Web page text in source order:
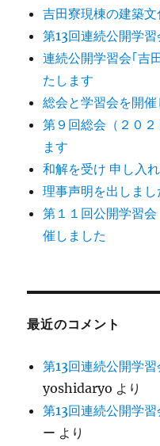
吉田寮現棟の建築
第13回連続公開学
連続公開学習会｢吉
たします
総会と学習会を開催
第９回総会（２０
ます
和解を受け 申し入
理事声明を出しまし
第１１回公開学習
催しました
最近のコメント
第13回連続公開学
yoshidaryo より
第13回連続公開学
ー より